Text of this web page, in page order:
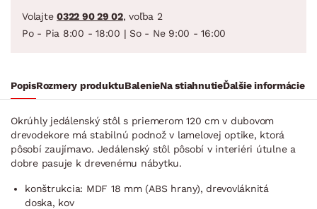
Volajte 0322 90 29 02, voľba 2
Po - Pia 8:00 - 18:00 | So - Ne 9:00 - 16:00
PopisRozmery produktuBalenieNa stiahnutieĎalšie informácie
Okrúhly jedálenský stôl s priemerom 120 cm v dubovom
drevodekore má stabilnú podnož v lamelovej optike, ktorá
pôsobí zaujímavo. Jedálenský stôl pôsobí v interiéri útulne a
dobre pasuje k drevenému nábytku.
konštrukcia: MDF 18 mm (ABS hrany), drevovláknitá
doska, kov